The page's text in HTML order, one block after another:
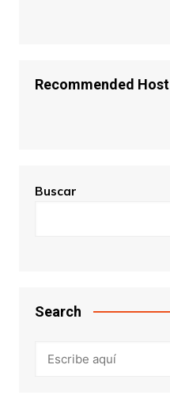
Recommended Host
Buscar
Search